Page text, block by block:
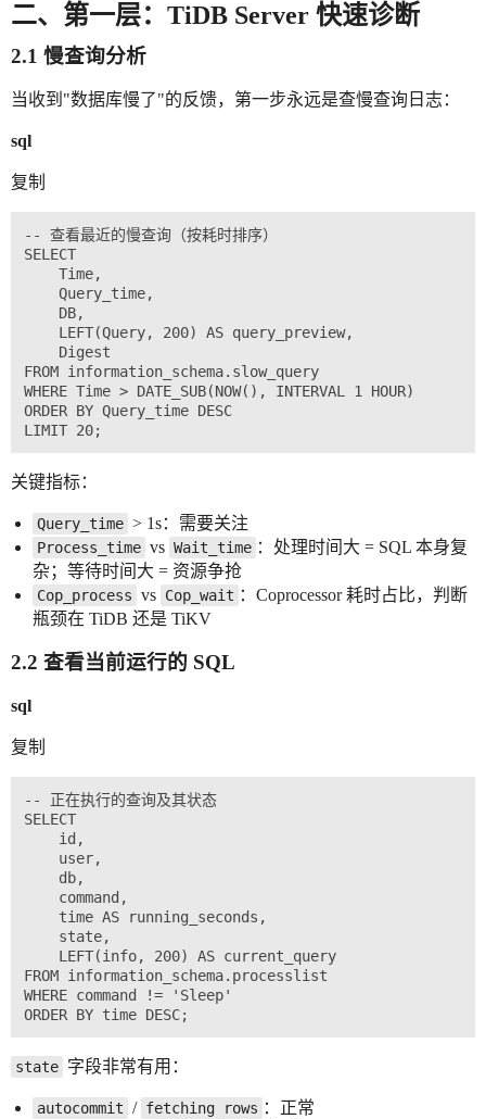
二、第一层：TiDB Server 快速诊断
2.1 慢查询分析
当收到"数据库慢了"的反馈，第一步永远是查慢查询日志：
sql
复制
-- 查看最近的慢查询（按耗时排序）
SELECT
    Time,
    Query_time,
    DB,
    LEFT(Query, 200) AS query_preview,
    Digest
FROM information_schema.slow_query
WHERE Time > DATE_SUB(NOW(), INTERVAL 1 HOUR)
ORDER BY Query_time DESC
关键指标：
Query_time > 1s：需要关注
Process_time vs Wait_time ：处理时间大 = SQL 本身复
杂；等待时间大 = 资源争抢
Cop_process vs Cop_wait ：Coprocessor 耗时占比，判断
瓶颈在 TiDB 还是 TiKV
2.2 查看当前运行的 SQL
sql
复制
-- 正在执行的查询及其状态
SELECT
    id,
    user,
    db,
    command,
    time AS running_seconds,
    state,
    LEFT(info, 200) AS current_query
FROM information_schema.processlist
WHERE command != 'Sleep'
state 字段非常有用：
autocommit / fetching rows ：正常